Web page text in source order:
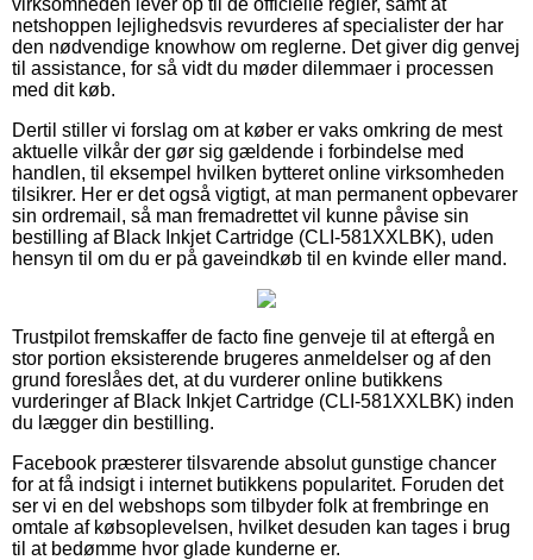
netshoppen lejlighedsvis revurderes af specialister der har
den nødvendige knowhow om reglerne. Det giver dig genvej
til assistance, for så vidt du møder dilemmaer i processen
med dit køb.
Dertil stiller vi forslag om at køber er vaks omkring de mest
aktuelle vilkår der gør sig gældende i forbindelse med
handlen, til eksempel hvilken bytteret online virksomheden
tilsikrer. Her er det også vigtigt, at man permanent opbevarer
sin ordremail, så man fremadrettet vil kunne påvise sin
bestilling af Black Inkjet Cartridge (CLI-581XXLBK), uden
hensyn til om du er på gaveindkøb til en kvinde eller mand.
Trustpilot fremskaffer de facto fine genveje til at eftergå en
stor portion eksisterende brugeres anmeldelser og af den
grund foreslåes det, at du vurderer online butikkens
vurderinger af Black Inkjet Cartridge (CLI-581XXLBK) inden
du lægger din bestilling.
Facebook præsterer tilsvarende absolut gunstige chancer
for at få indsigt i internet butikkens popularitet. Foruden det
ser vi en del webshops som tilbyder folk at frembringe en
omtale af købsoplevelsen, hvilket desuden kan tages i brug
til at bedømme hvor glade kunderne er.